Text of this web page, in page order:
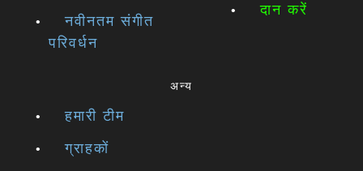
नवीनतम संगीत
परिवर्धन
दान करें
अन्य
हमारी टीम
ग्राहकों